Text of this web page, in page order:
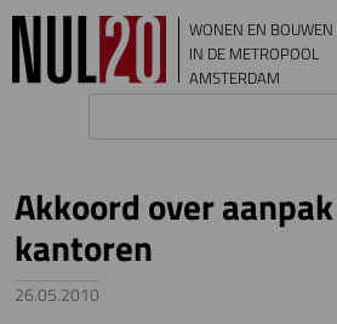
Overslaan en naar de inhoud gaan
WONEN EN BOUWEN
IN DE METROPOOL
AMSTERDAM
Akkoord over
kantoren
26.05.2010